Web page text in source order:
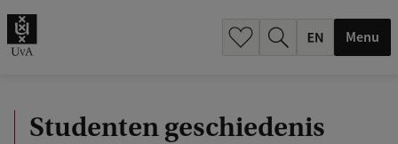
Menu
Studenten geschiedenis